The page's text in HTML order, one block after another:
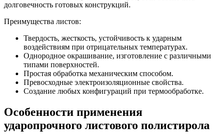
долговечность готовых конструкций.
Преимущества листов:
Твердость, жесткость, устойчивость к ударным
воздействиям при отрицательных температурах.
Однородное окрашивание, изготовление с различными
типами поверхностей.
Простая обработка механическим способом.
Превосходные электроизоляционные свойства.
Создание любых конфигураций при термообработке.
Особенности применения
ударопрочного листового полистирола